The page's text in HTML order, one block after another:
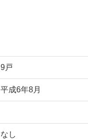
9戸
平成6年8月
なし